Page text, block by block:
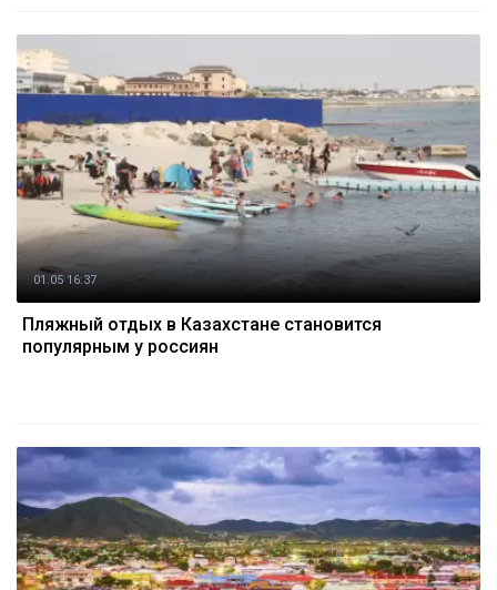
01.05 16:37
Пляжный отдых в Казахстане становится
популярным у россиян